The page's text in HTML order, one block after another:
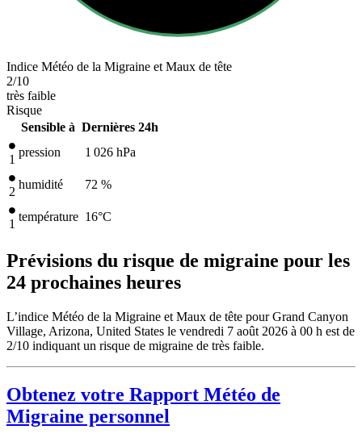
Indice Météo de la Migraine et Maux de tête
2/10
très faible
Risque
Sensible à Dernières 24h
1
pression 1 026 hPa
2
humidité 72 %
1
température 16°C
Prévisions du risque de migraine pour les
24 prochaines heures
L’indice Météo de la Migraine et Maux de tête pour Grand Canyon
Village, Arizona, United States le vendredi 7 août 2026 à 00 h est de
2/10 indiquant un risque de migraine de très faible.
Obtenez votre Rapport Météo de
Migraine personnel